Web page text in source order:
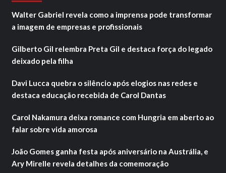
Walter Gabriel revela como a imprensa pode transformar
a imagem de empresas e profissionais
Gilberto Gil relembra Preta Gil e destaca força do legado
deixado pela filha
Davi Lucca quebra o silêncio após elogios nas redes e
destaca educação recebida de Carol Dantas
Carol Nakamura deixa romance com Hungria em aberto ao
falar sobre vida amorosa
João Gomes ganha festa após aniversário na Austrália, e
Ary Mirelle revela detalhes da comemoração